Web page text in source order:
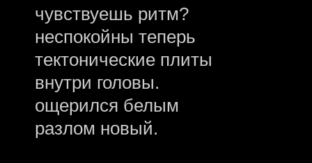
чувствуешь ритм?
неспокойны теперь
тектонические плиты
внутри головы.
ощерился белым
разлом новый.